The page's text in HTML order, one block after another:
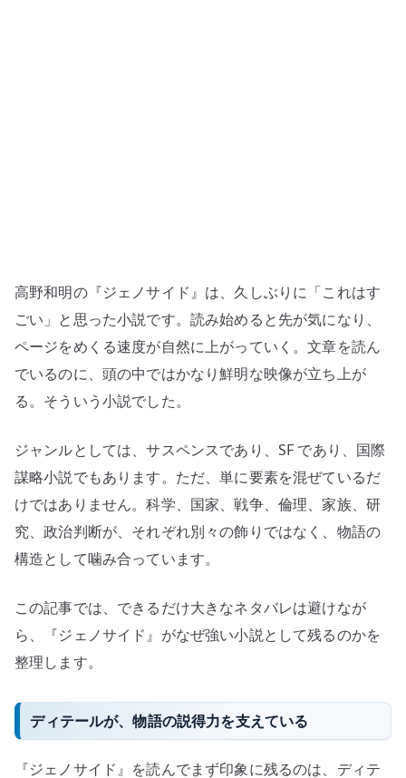
国
家、
倫
理
噛
合
う
小
説
へ
高野和明の『ジェノサイド』は、久しぶりに「これはす
ごい」と思った小説です。読み始めると先が気になり、
ページをめくる速度が自然に上がっていく。文章を読ん
でいるのに、頭の中ではかなり鮮明な映像が立ち上が
る。そういう小説でした。
ジャンルとしては、サスペンスであり、SF であり、国際
謀略小説でもあります。ただ、単に要素を混ぜているだ
けではありません。科学、国家、戦争、倫理、家族、研
究、政治判断が、それぞれ別々の飾りではなく、物語の
構造として噛み合っています。
この記事では、できるだけ大きなネタバレは避けなが
ら、『ジェノサイド』がなぜ強い小説として残るのかを
整理します。
ディテールが、物語の説得力を支えている
『ジェノサイド』を読んでまず印象に残るのは、ディテ